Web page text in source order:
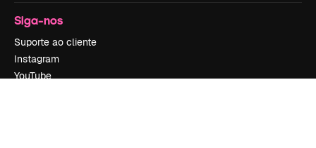
Siga-nos
Suporte ao cliente
Instagram
YouTube